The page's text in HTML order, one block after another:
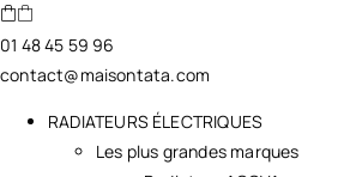
01 48 45 59 96
contact@maisontata.com
RADIATEURS ÉLECTRIQUES
Les plus grandes marques